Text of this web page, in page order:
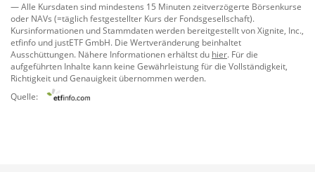
— Alle Kursdaten sind mindestens 15 Minuten zeitverzögerte Börsenkurse
oder NAVs (=täglich festgestellter Kurs der Fondsgesellschaft).
Kursinformationen und Stammdaten werden bereitgestellt vonXignite, Inc.
etfinfo und justETF GmbH. Die Wertveränderung beinhaltet
Ausschüttungen. Nähere Informationen erhältst du hier. Für die
aufgeführten Inhalte kann keine Gewährleistung für die Vollständigkeit,
Richtigkeit und Genauigkeit übernommen werden.
Quelle: